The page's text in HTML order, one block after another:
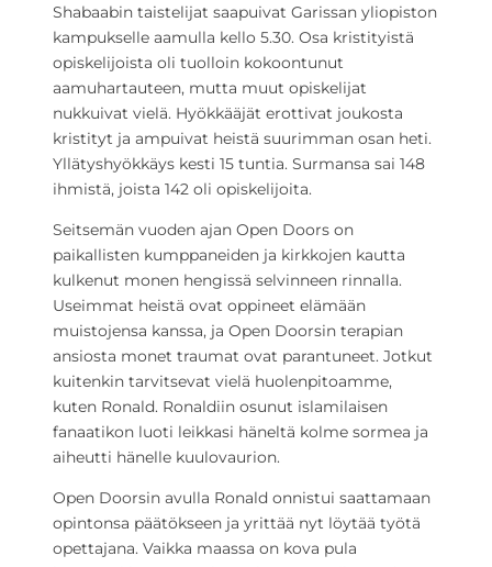
Shabaabin taistelijat saapuivat Garissan yliopiston
kampukselle aamulla kello 5.30. Osa kristityistä
opiskelijoista oli tuolloin kokoontunut
aamuhartauteen, mutta muut opiskelijat
nukkuivat vielä. Hyökkääjät erottivat joukosta
kristityt ja ampuivat heistä suurimman osan heti.
Yllätyshyökkäys kesti 15 tuntia. Surmansa sai 148
ihmistä, joista 142 oli opiskelijoita.
Seitsemän vuoden ajan Open Doors on
paikallisten kumppaneiden ja kirkkojen kautta
kulkenut monen hengissä selvinneen rinnalla.
Useimmat heistä ovat oppineet elämään
muistojensa kanssa, ja Open Doorsin terapian
ansiosta monet traumat ovat parantuneet. Jotkut
kuitenkin tarvitsevat vielä huolenpitoamme,
kuten Ronald. Ronaldiin osunut islamilaisen
fanaatikon luoti leikkasi häneltä kolme sormea ja
aiheutti hänelle kuulovaurion.
Open Doorsin avulla Ronald onnistui saattamaan
opintonsa päätökseen ja yrittää nyt löytää työtä
opettajana. Vaikka maassa on kova pula